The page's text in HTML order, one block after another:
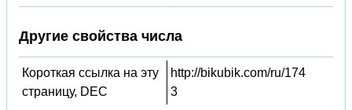
Другие свойства числа
Короткая ссылка на эту
страницу, DEC
http://bikubik.com/ru/174
3